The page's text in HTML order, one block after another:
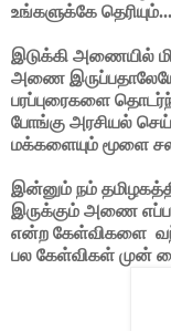
உங்களுக்கே தெரியும்...
இடுக்கி அணையில்
அணை
பரப்புரைகளை
போங்கு அரசியல்
மக்களையும் மூளை
இன்னும் நம்
இருக்கும் அணை
என்ற கேள்விகளை
பல கேள்விகள் முன்